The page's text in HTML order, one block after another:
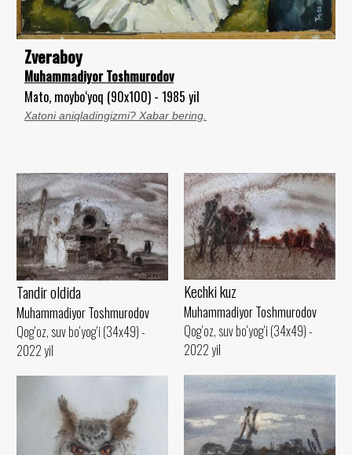
Zveraboy
Muhammadiyor Toshmurodov
Mato, moybo‘yoq (90x100) - 1985 yil
Xatoni aniqladingizmi? Xabar bering.
Tandir oldida
Muhammadiyor Toshmurodov
Qog‘oz, suv bo‘yog‘i (34x49) -
2022 yil
Kechki kuz
Muhammadiyor Toshmurodov
Qog‘oz, suv bo‘yog‘i (34x49) -
2022 yil